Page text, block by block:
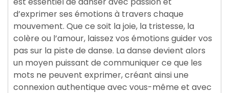
d’exprimer ses émotions à travers chaque
mouvement. Que ce soit la joie, la tristesse, la
colère ou l’amour, laissez vos émotions guider vos
pas sur la piste de danse. La danse devient alors
un moyen puissant de communiquer ce que les
mots ne peuvent exprimer, créant ainsi une
connexion authentique avec vous-même et avec